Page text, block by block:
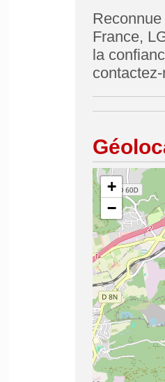
France,
la
+
−